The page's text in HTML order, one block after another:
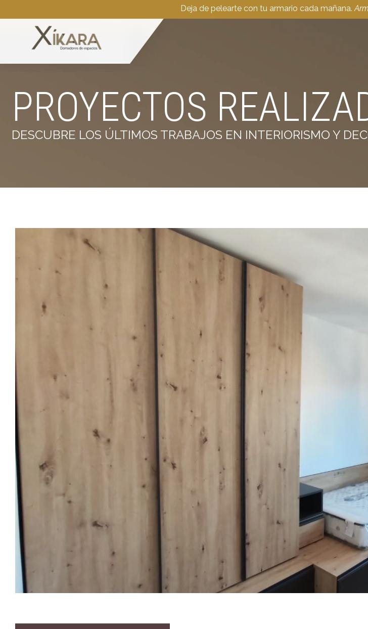
Deja de pelearte con tu armario cada mañana.
PROYECTOS
DESCUBRE LOS ÚLTIMOS TRABAJOS EN INTERIORISMO Y